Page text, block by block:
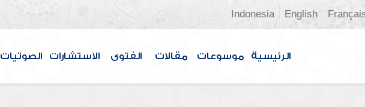
English
Indonesia
الرئيسية موسوعات مقالات الفتوى الاستشارات الصوتيات